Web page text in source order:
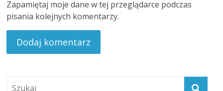
Zapamiętaj moje dane w tej przeglądarce podczas
pisania kolejnych komentarzy.